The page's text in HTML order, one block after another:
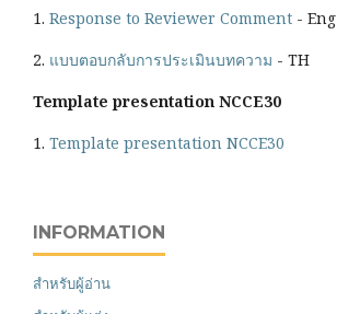
1. Response to Reviewer Comment - Eng
2. แบบตอบกลับการประเมินบทความ - TH
Template presentation NCCE30
1. Template presentation NCCE30
INFORMATION
สำหรับผู้อ่าน